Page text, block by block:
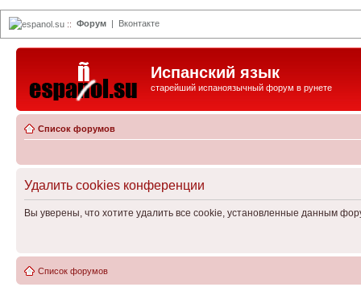
espanol.su :: Форум | Вконтакте
Испанский язык
старейший испаноязычный форум в рунете
Список форумов
Удалить cookies конференции
Вы уверены, что хотите удалить все cookie, установленные данным
Список форумов